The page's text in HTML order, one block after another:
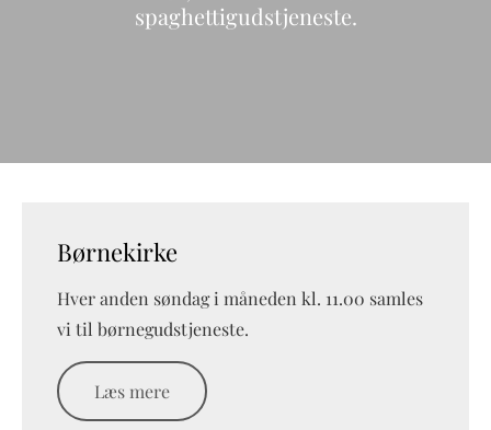
spaghettigudstjeneste.
Børnekirke
Hver anden søndag i måneden kl. 11.00 samles
vi til børnegudstjeneste.
Læs mere